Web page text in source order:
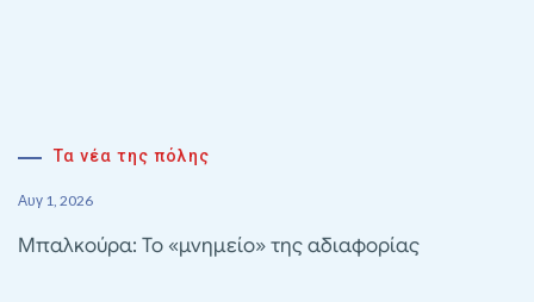
Τα νέα της πόλης
Αυγ 1, 2026
Μπαλκούρα: Το «μνημείο» της αδιαφορίας